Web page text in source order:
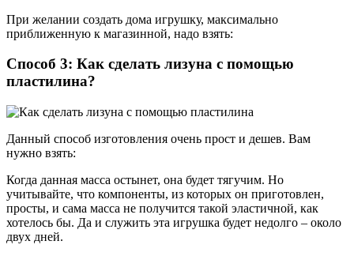
При желании создать дома игрушку, максимально
приближенную к магазинной, надо взять:
Способ 3: Как сделать лизуна с помощью
пластилина?
Данный способ изготовления очень прост и дешев. Вам
нужно взять:
Когда данная масса остынет, она будет тягучим. Но
учитывайте, что компоненты, из которых он приготовлен,
просты, и сама масса не получится такой эластичной, как
хотелось бы. Да и служить эта игрушка будет недолго – около
двух дней.